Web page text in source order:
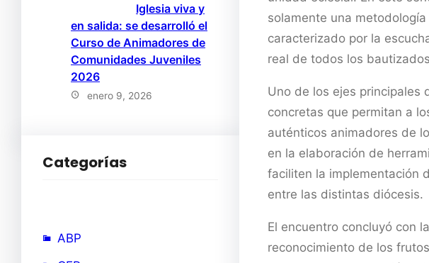
Iglesia viva y
en salida: se desarrolló el
Curso de Animadores de
Comunidades Juveniles
2026
enero 9, 2026
Categorías
ABP
solamente una
caracterizado por la
real de todos los
Uno de los ejes principales
concretas que permitan a
auténticos animadores de
en la elaboración de
faciliten la implementación
entre las distintas diócesis.
El encuentro concluyó con
reconocimiento de los